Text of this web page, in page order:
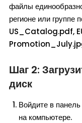
файлы
регионе или
US_Catalog.pdf,
Шаг 2:
диск
Войдите в
на компьютере.